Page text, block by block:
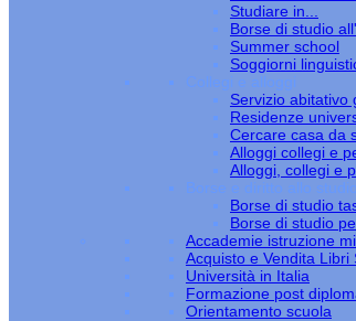
Studiare in...
Borse di studio
Summer school
Soggiorni
Collegi e alloggi
Servizio abitativo
Residenze
Cercare casa da
Alloggi collegi e
Alloggi, collegi e
Borse e diritto allo studio
Borse di studio
Borse di studio
Accademie istruzione
Acquisto e Vendita Libri
Università in Italia
Formazione post
Orientamento scuola